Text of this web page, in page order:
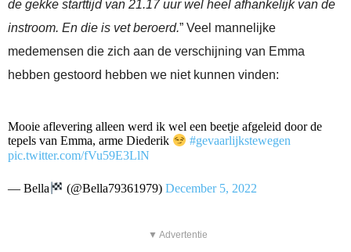
de gekke starttijd van 21.17 uur wel heel afhankelijk van de
instroom. En die is vet beroerd.” Veel mannelijke
medemensen die zich aan de verschijning van Emma
hebben gestoord hebben we niet kunnen vinden:
Mooie aflevering alleen werd ik wel een beetje afgeleid door de
tepels van Emma, arme Diederik
#gevaarlijkstewegen
pic.twitter.com/fVu59E3LlN
— Bella (@Bella79361979)December 5, 2022
▼ Advertentie